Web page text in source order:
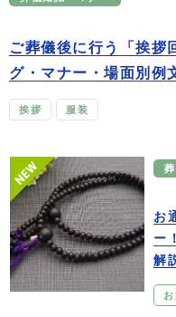
ご葬儀後に行う「挨拶
グ・マナー・場面別例
挨拶 服装
お
ー
解